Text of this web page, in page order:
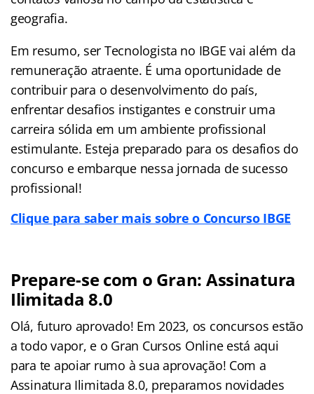
geografia.
Em resumo, ser Tecnologista no IBGE vai além da
remuneração atraente. É uma oportunidade de
contribuir para o desenvolvimento do país,
enfrentar desafios instigantes e construir uma
carreira sólida em um ambiente profissional
estimulante. Esteja preparado para os desafios do
concurso e embarque nessa jornada de sucesso
profissional!
Clique para saber mais sobre o Concurso IBGE
Prepare-se com o Gran: Assinatura
Ilimitada 8.0
Olá, futuro aprovado! Em 2023, os concursos estão
a todo vapor, e o Gran Cursos Online está aqui
para te apoiar rumo à sua aprovação! Com a
Assinatura Ilimitada 8.0, preparamos novidades